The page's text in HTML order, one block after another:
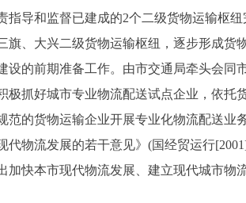
指导和监督已建成的2个二级货物运输枢
旗、大兴二级货物运输枢纽，逐步形成货
设的前期准备工作。由市交通局牵头会同
极抓好城市专业物流配送试点企业，依托
范的货物运输企业开展专业化物流配送业
代物流发展的若干意见》(国经贸运行
加快本市现代物流发展、建立现代城市物